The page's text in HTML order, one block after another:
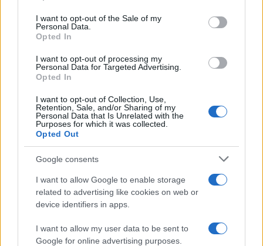
I want to opt-out of the Sale of my
Personal Data.
Opted In
I want to opt-out of processing my
Personal Data for Targeted Advertising.
Opted In
I want to opt-out of Collection, Use,
Retention, Sale, and/or Sharing of my
Personal Data that Is Unrelated with the
Purposes for which it was collected.
Opted Out
Google consents
I want to allow Google to enable storage
related to advertising like cookies on web or
device identifiers in apps.
I want to allow my user data to be sent to
Google for online advertising purposes.
ONA JE ZA 6 DANA I MALO PARA RENOVIRALA
SAD IZGLEDA KAO U LUKSUZNOM HOTELU, oči će
vam stati
Enterijer 15.05.21. 10:36
Arhitektura